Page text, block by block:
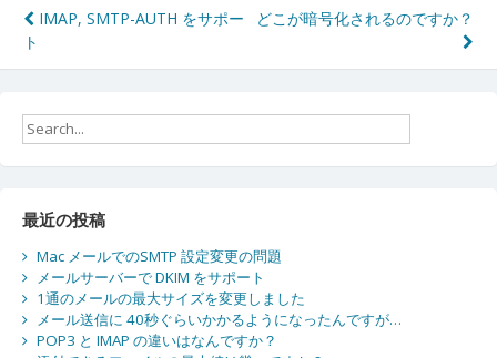
投
稿
ビ
ゲ
ー
シ
ョ
ン
IMAP, SMTP-AUTH をサポー
ト
どこが暗号化されるのですか？
最近の投稿
Mac メールでのSMTP 設定変更の問題
メールサーバーで DKIM をサポート
1通のメールの最大サイズを変更しました
メール送信に 40秒ぐらいかかるようになったんですが…
POP3 と IMAP の違いはなんですか？